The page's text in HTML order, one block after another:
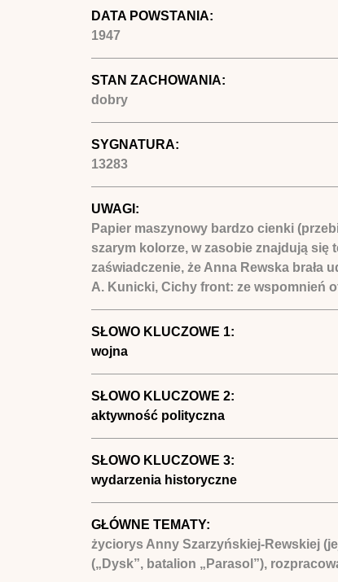
DATA POWSTANIA:
1947
STAN ZACHOWANIA:
dobry
SYGNATURA:
13283
UWAGI:
Papier maszynowy bardzo cienki
szarym kolorze, w zasobie znajdują
zaświadczenie, że Anna Rewska brała
A. Kunicki, Cichy front: ze wspomnień
SŁOWO KLUCZOWE 1:
wojna
SŁOWO KLUCZOWE 2:
aktywność polityczna
SŁOWO KLUCZOWE 3:
wydarzenia historyczne
GŁÓWNE TEMATY:
życiorys Anny Szarzyńskiej-Rewskiej
(„Dysk”, batalion „Parasol”),